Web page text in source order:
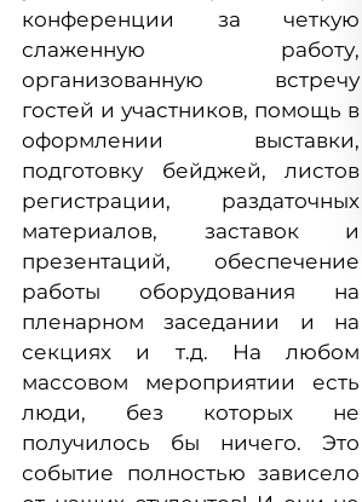
конференции за четкую
слаженную работу,
организованную встречу
гостей и участников, помощь в
оформлении выставки,
подготовку бейджей, листов
регистрации, раздаточных
материалов, заставок и
презентаций, обеспечение
работы оборудования на
пленарном заседании и на
секциях и т.д. На любом
массовом мероприятии есть
люди, без которых не
получилось бы ничего. Это
событие полностью зависело